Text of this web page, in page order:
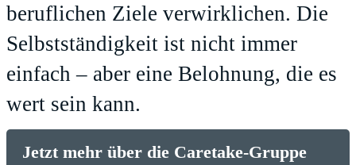
beruflichen Ziele verwirklichen. Die
Selbstständigkeit ist nicht immer
einfach – aber eine Belohnung, die es
wert sein kann.
Jetzt mehr über die Caretake-Gruppe